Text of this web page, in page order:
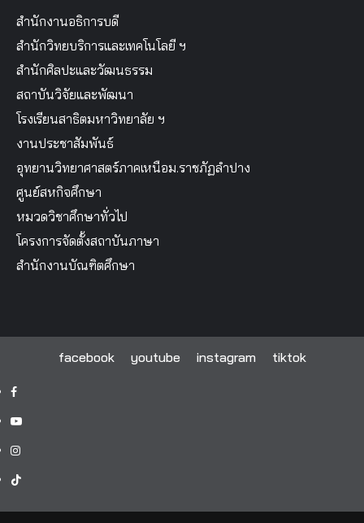
สำนักงานอธิการบดี
สำนักวิทยบริการและเทคโนโลยี ฯ
สำนักศิลปะและวัฒนธรรม
สถาบันวิจัยและพัฒนา
โรงเรียนสาธิตมหาวิทยาลัย ฯ
งานประชาสัมพันธ์
อุทยานวิทยาศาสตร์ภาคเหนือม.ราชภัฏลำปาง
ศูนย์สหกิจศึกษา
หมวดวิชาศึกษาทั่วไป
โครงการจัดตั้งสถาบันภาษา
สำนักงานบัณฑิตศึกษา
facebook youtube instagram tiktok
facebook
youtube
instagram
tiktok